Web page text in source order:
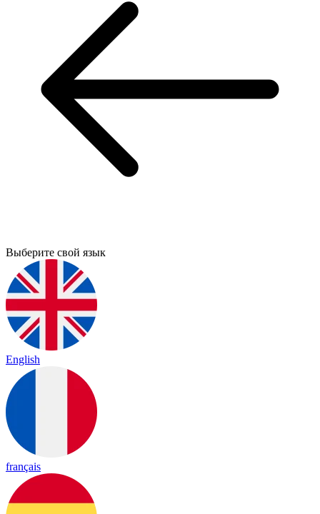
Выберите свой язык
English
français